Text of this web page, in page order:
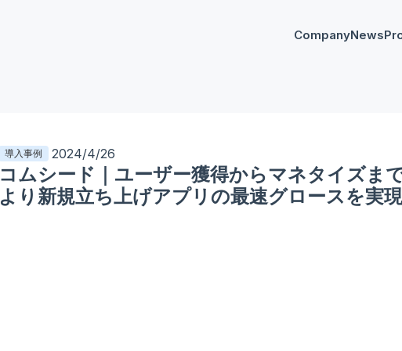
CompanyNews
導入事例 2024/4/26
コムシード｜ユーザー獲得からマネタイズま
より新規立ち上げアプリの最速グロースを実